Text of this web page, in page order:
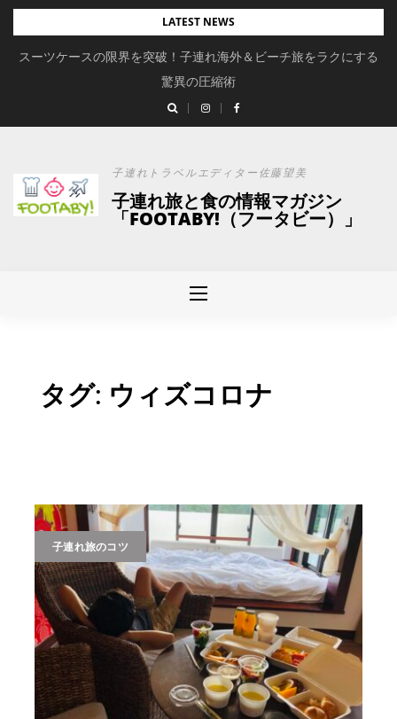
Skip
content
LATEST NEWS
スーツケースの限界を突破！子連れ海外＆ビーチ旅をラクにする
驚異の圧縮術
子連れトラベルエディター佐藤望美
子連れ旅と食の情報マガジン
「FOOTABY!（フータビー）」
タグ: ウィズコロナ
子連れ旅のコツ